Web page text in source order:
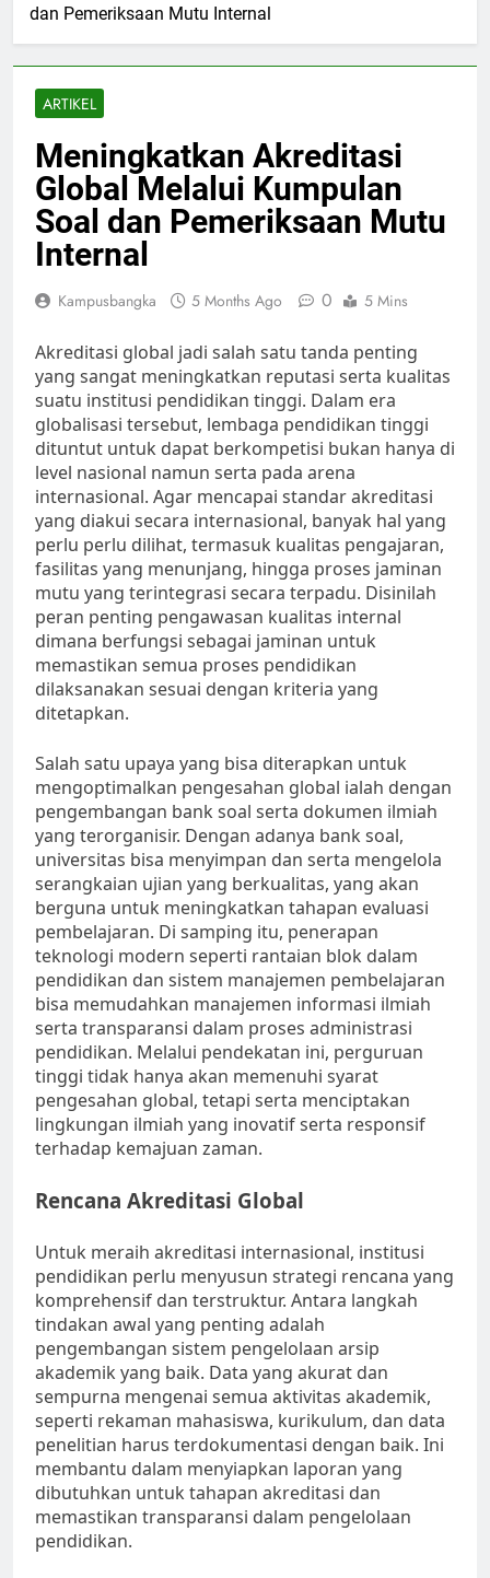
dan Pemeriksaan Mutu Internal
ARTIKEL
Meningkatkan Akreditasi
Global Melalui Kumpulan
Soal dan Pemeriksaan Mutu
Internal
Kampusbangka 5 Months Ago 0 5 Mins
Akreditasi global jadi salah satu tanda penting
yang sangat meningkatkan reputasi serta kualitas
suatu institusi pendidikan tinggi. Dalam era
globalisasi tersebut, lembaga pendidikan tinggi
dituntut untuk dapat berkompetisi bukan hanya di
level nasional namun serta pada arena
internasional. Agar mencapai standar akreditasi
yang diakui secara internasional, banyak hal yang
perlu perlu dilihat, termasuk kualitas pengajaran,
fasilitas yang menunjang, hingga proses jaminan
mutu yang terintegrasi secara terpadu. Disinilah
peran penting pengawasan kualitas internal
dimana berfungsi sebagai jaminan untuk
memastikan semua proses pendidikan
dilaksanakan sesuai dengan kriteria yang
ditetapkan.
Salah satu upaya yang bisa diterapkan untuk
mengoptimalkan pengesahan global ialah dengan
pengembangan bank soal serta dokumen ilmiah
yang terorganisir. Dengan adanya bank soal,
universitas bisa menyimpan dan serta mengelola
serangkaian ujian yang berkualitas, yang akan
berguna untuk meningkatkan tahapan evaluasi
pembelajaran. Di samping itu, penerapan
teknologi modern seperti rantaian blok dalam
pendidikan dan sistem manajemen pembelajaran
bisa memudahkan manajemen informasi ilmiah
serta transparansi dalam proses administrasi
pendidikan. Melalui pendekatan ini, perguruan
tinggi tidak hanya akan memenuhi syarat
pengesahan global, tetapi serta menciptakan
lingkungan ilmiah yang inovatif serta responsif
terhadap kemajuan zaman.
Rencana Akreditasi Global
Untuk meraih akreditasi internasional, institusi
pendidikan perlu menyusun strategi rencana yang
komprehensif dan terstruktur. Antara langkah
tindakan awal yang penting adalah
pengembangan sistem pengelolaan arsip
akademik yang baik. Data yang akurat dan
sempurna mengenai semua aktivitas akademik,
seperti rekaman mahasiswa, kurikulum, dan data
penelitian harus terdokumentasi dengan baik. Ini
membantu dalam menyiapkan laporan yang
dibutuhkan untuk tahapan akreditasi dan
memastikan transparansi dalam pengelolaan
pendidikan.